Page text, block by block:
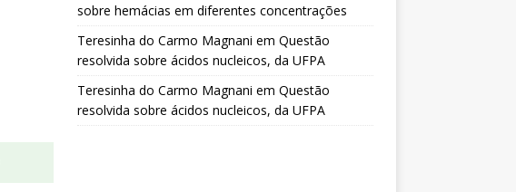
sobre hemácias em diferentes concentrações
Teresinha do Carmo Magnani em Questão
resolvida sobre ácidos nucleicos, da UFPA
Teresinha do Carmo Magnani em Questão
resolvida sobre ácidos nucleicos, da UFPA